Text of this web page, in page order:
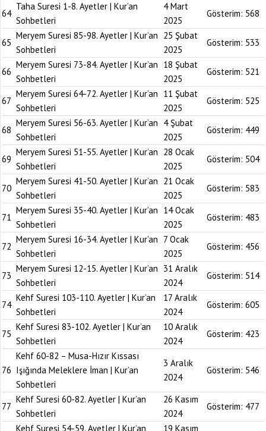
64
Taha Suresi 1-8. Ayetler | Kur’an
Sohbetleri
4 Mart
2025
Gösterim: 568
65
Meryem Suresi 85-98. Ayetler | Kur’an
Sohbetleri
25 Şubat
2025
Gösterim: 533
66
Meryem Suresi 73-84. Ayetler | Kur’an
Sohbetleri
18 Şubat
2025
Gösterim: 521
67
Meryem Suresi 64-72. Ayetler | Kur’an
Sohbetleri
11 Şubat
2025
Gösterim: 525
68
Meryem Suresi 56-63. Ayetler | Kur’an
Sohbetleri
4 Şubat
2025
Gösterim: 449
69
Meryem Suresi 51-55. Ayetler | Kur’an
Sohbetleri
28 Ocak
2025
Gösterim: 504
70
Meryem Suresi 41-50. Ayetler | Kur’an
Sohbetleri
21 Ocak
2025
Gösterim: 583
71
Meryem Suresi 35-40. Ayetler | Kur’an
Sohbetleri
14 Ocak
2025
Gösterim: 483
72
Meryem Suresi 16-34. Ayetler | Kur’an
Sohbetleri
7 Ocak
2025
Gösterim: 456
73
Meryem Suresi 12-15. Ayetler | Kur’an
Sohbetleri
31 Aralık
2024
Gösterim: 514
74
Kehf Suresi 103-110. Ayetler | Kur’an
Sohbetleri
17 Aralık
2024
Gösterim: 605
75
Kehf Suresi 83-102. Ayetler | Kur’an
Sohbetleri
10 Aralık
2024
Gösterim: 423
76
Kehf 60-82 – Musa-Hızır Kıssası
Işığında Meleklere İman | Kur’an
Sohbetleri
3 Aralık
2024
Gösterim: 546
77
Kehf Suresi 60-82. Ayetler | Kur’an
Sohbetleri
26 Kasım
2024
Gösterim: 477
Kehf Suresi 54-59. Ayetler | Kur’an
19 Kasım